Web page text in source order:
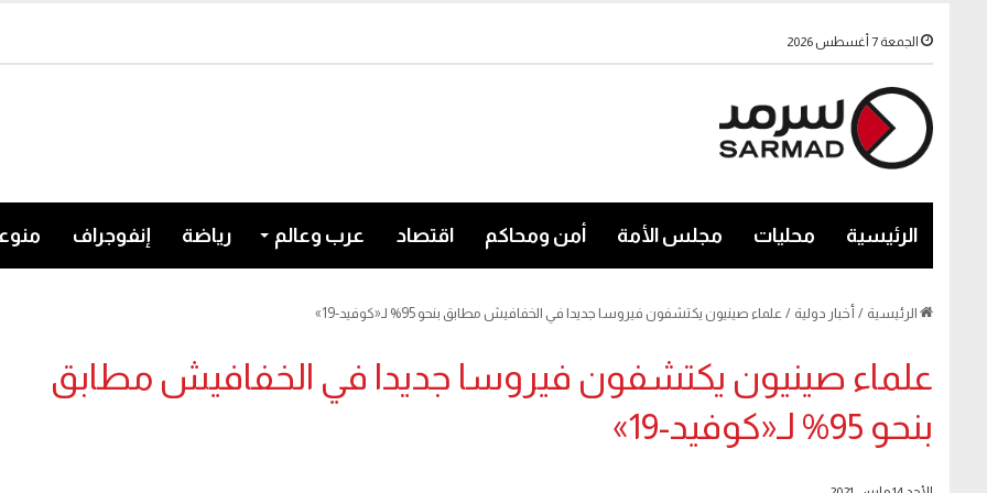
الجمعة 7 أغسطس 2026
الرئيسية محليات مجلس الأمة أمن ومحاكم اقتصاد عرب وعالم رياضة إنفوجراف
الرئيسية / أخبار دولية / علماء صينيون يكتشفون فيروسا جديدا في الخفافيش مطابق بنحو 95% لـ«كوفيد-19»
علماء صينيون يكتشفون فيروسا جديدا في الخفافيش مطابق
بنحو 95% لـ«كوفيد-19»